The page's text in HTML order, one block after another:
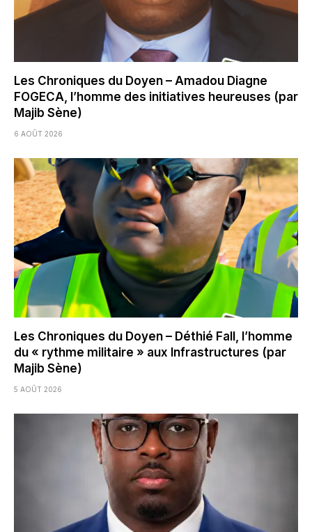
Les Chroniques du Doyen – Amadou Diagne
FOGECA, l’homme des initiatives heureuses (par
Majib Sène)
6 AOÛT 2026
Les Chroniques du Doyen – Déthié Fall, l’homme
du « rythme militaire » aux Infrastructures (par
Majib Sène)
5 AOÛT 2026